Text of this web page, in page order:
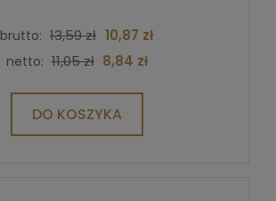
brutto: 13,59 zł 10,87 zł
netto: 11,05 zł 8,84 zł
DO KOSZYKA